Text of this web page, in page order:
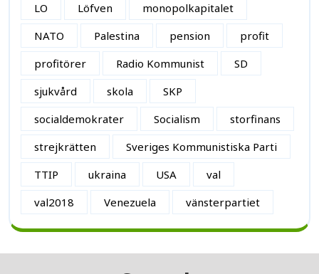
LO
Löfven
monopolkapitalet
NATO
Palestina pension
profit
profitörer
Radio Kommunist
SD
sjukvård
skola
SKP
socialdemokrater
Socialism
storfinans
strejkrätten
Sveriges Kommunistiska Parti
TTIP
ukraina USA
val
val2018
Venezuela vänsterpartiet